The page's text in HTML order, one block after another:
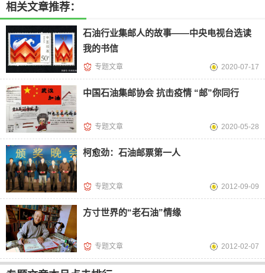
相关文章推荐：
石油行业集邮人的故事——中央电视台选读
我的书信
专题文章 2020-07-17
中国石油集邮协会 抗击疫情 “邮”你同行
专题文章 2020-05-28
柯愈劲：石油邮票第一人
专题文章 2012-09-09
方寸世界的“老石油”情缘
专题文章 2012-02-07